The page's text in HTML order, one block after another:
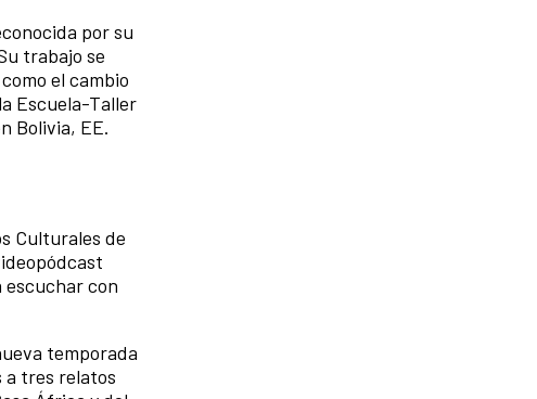
por su
trabajo se
el cambio
Escuela-Taller
Bolivia, EE.
Culturales de
con
temporada
a tres relatos